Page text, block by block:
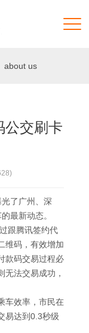
about us
公交刷卡
了广州、深
最新动态。
跟腾讯签约代
维码，有效增加
款码交易过程必
无法交易成功，
车效率，市民在
易达到0.3秒级